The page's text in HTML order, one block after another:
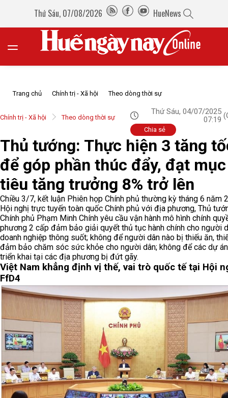
Thứ Sáu, 07/08/2026 HueNews
Trang chủ Chính trị - Xã hội Theo dòng thời sự
Chính trị - Xã hội Theo dòng thời sự
Thứ Sáu, 04/07/2025
07:19
Chia sẻ
Thủ tướng: Thực hiện 3 tăng
để góp phần thúc đẩy, đạt mục
tiêu tăng trưởng 8% trở lên
Chiều 3/7, kết luận Phiên họp Chính phủ thường kỳ tháng 6 năm
Hội nghị trực tuyến toàn quốc Chính phủ với địa phương, Thủ
Chính phủ Phạm Minh Chính yêu cầu vận hành mô hình chính
phương 2 cấp đảm bảo giải quyết thủ tục hành chính cho người
doanh nghiệp thông suốt; không để người dân nào bị thiếu ăn,
đảm bảo chăm sóc sức khỏe cho người dân; không để các dự
triển khai tại các địa phương bị đứt gãy.
Việt Nam khẳng định vị thế, vai trò quốc tế tại Hội
FfD4